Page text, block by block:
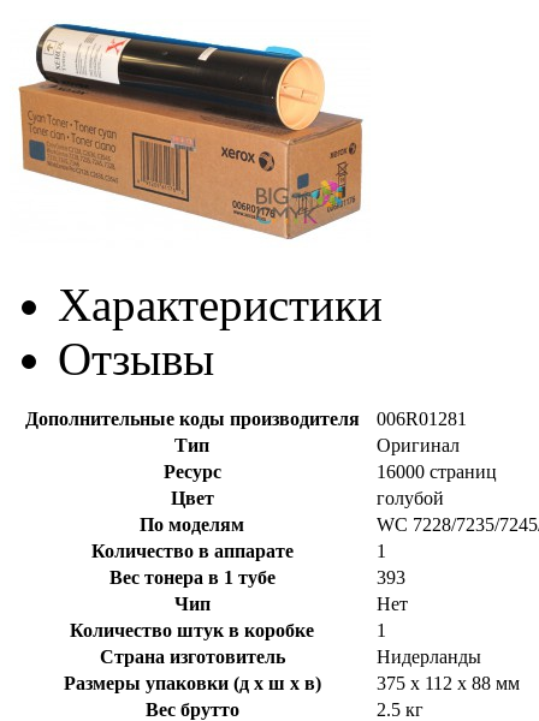
Характеристики
Отзывы
Дополнительные коды производителя
006R01281
Тип
Оригинал
Ресурс
16000 страниц
Цвет
голубой
По моделям
WC 7228/7235/
Количество в аппарате
1
Вес тонера в 1 тубе
393
Чип
Нет
Количество штук в коробке
1
Страна изготовитель
Нидерланды
Размеры упаковки (д х ш х в)
375 x 112 x 88 мм
Вес брутто
2.5 кг